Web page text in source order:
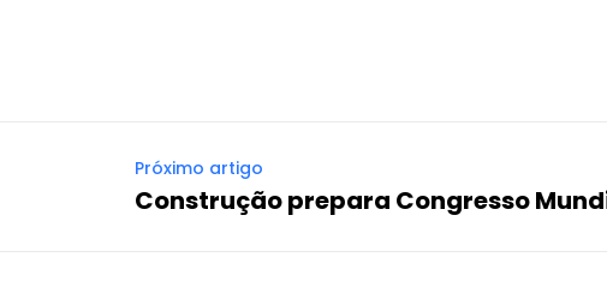
Próximo artigo
Construção prepara Congresso